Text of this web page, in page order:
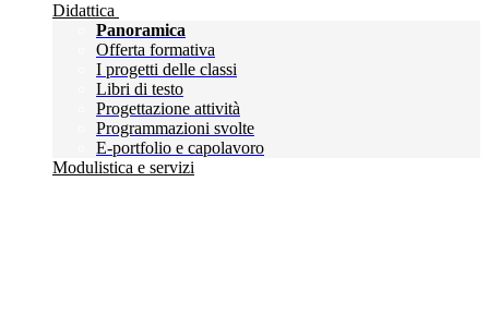
Didattica
Panoramica
Offerta formativa
I progetti delle classi
Libri di testo
Progettazione attività
Programmazioni svolte
E-portfolio e capolavoro
Modulistica e servizi